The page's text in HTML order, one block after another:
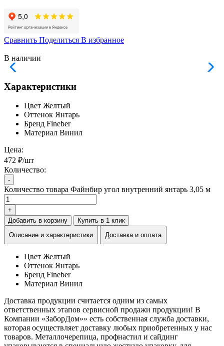
Сравнить Поделиться В избранное
В наличии
Характеристики
Цвет Желтый
Оттенок Янтарь
Бренд Fineber
Материал Винил
Цена:
472 ₽/шт
Количество:
-
Количество товара Файнбир угол внутренний янтарь 3,05 м
+
Добавить в корзину
Купить в 1 клик
Описание и характеристики
Доставка и оплата
Цвет Желтый
Оттенок Янтарь
Бренд Fineber
Материал Винил
Доставка продукции считается одним из самых
ответственных этапов сервисной продажи продукции! В
Компании «ЗаборДом»» есть собственная служба доставки,
которая осуществляет доставку любых приобретенных у нас
товаров. Металлочерепица, профнастил и сайдинг